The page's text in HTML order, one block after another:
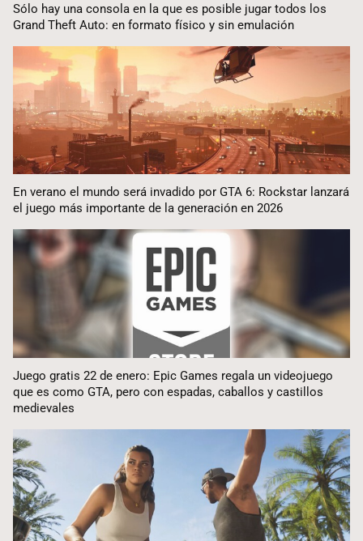
Sólo hay una consola en la que es posible jugar todos los
Grand Theft Auto: en formato físico y sin emulación
En verano el mundo será invadido por GTA 6: Rockstar lanzará
el juego más importante de la generación en 2026
Juego gratis 22 de enero: Epic Games regala un videojuego
que es como GTA, pero con espadas, caballos y castillos
medievales